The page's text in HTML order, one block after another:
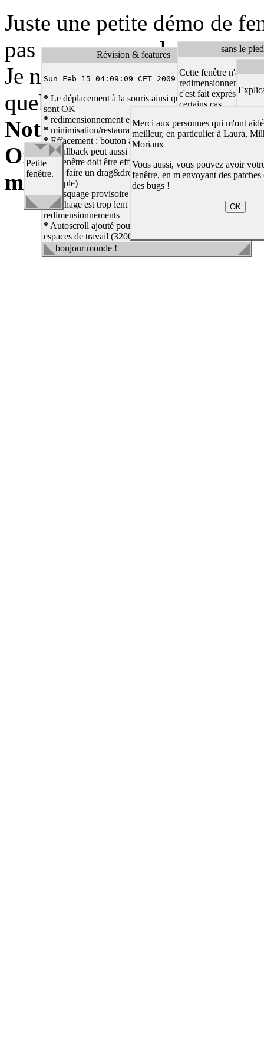
Juste une petite démo de
pas encore complet mais
Je ne cherche pas à faire
quelque chose pourlisted
Note : ça a été testé OK
Omniweb, Shiira, Safari,
mais aucune garantie
Révision & features
Sun Feb 15 04:09:09 CET 2009
* Le déplacement à la souris ainsi que le clic-to-focus
sont OK
* redimensionnement en bas (à gauche et à droite) : ok
* minimisation/restauration : simpliste mais OK.
*Effacement : bouton ajouté, optionnel.
Un callback peut aussi être fourni pour déterminer si
une fenêtre doit être effacée à la fin d'un déplacement
(pour faire un drag&drop dans une poubelle par
exemple)
*Masquage provisoire du contenu de la fenêtre lorsque
l'affichage est trop lent durant les déplacements et
redimensionnements
* Autoscroll ajouté pour "naviguer" dans d'immenses
espaces de travail (32000 pixels de large et de long
avec Opéra, encore plus sous Firefox)
bonjour monde !
sans le
Cette fenêtre n'a pas
redimensionnement ni
c'est fait exprès et ça
certains cas.
On ne peut pas la
fenêtre
toute
mais
avec un
nom de
fichier
très très
très long
Petite
fenêtre.
kikoo !
Merci aux personnes qui m'ont
meilleur, en particulier à Laura,
Moriaux
Vous aussi, vous pouvez avoir
fenêtre, en m'envoyant des
des bugs !
OK